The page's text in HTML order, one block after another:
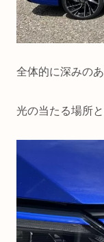
全体的に深みの
光の当たる場所